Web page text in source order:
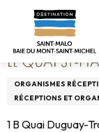
contenu
principal
Accueil Le
LE QUAI ST-
ORGANISMES
RÉCEPTIONS ET
1 B Quai Duguay-